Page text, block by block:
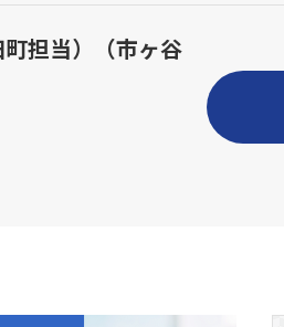
担当）（市ヶ谷